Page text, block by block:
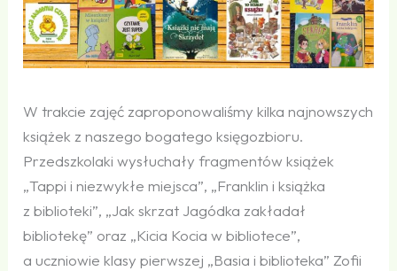
W trakcie zajęć zaproponowaliśmy kilka najnowszych
książek z naszego bogatego księgozbioru.
Przedszkolaki wysłuchały fragmentów książek
„Tappi i niezwykłe miejsca”, „Franklin i książka
z biblioteki”, „Jak skrzat Jagódka zakładał
bibliotekę” oraz „Kicia Kocia w bibliotece”,
a uczniowie klasy pierwszej „Basia i biblioteka” Zofii